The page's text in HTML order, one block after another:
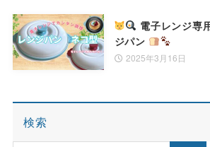
電子レンジ専
ジパン
2025年3月16日
検索